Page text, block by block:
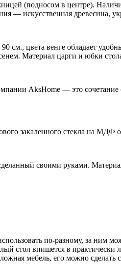
(подносом в центре).
— искусственная древесина,
90 см., цвета венге обладает
Материал царги и юбки
AksHome — это
закаленного стекла на
своими руками.
по-разному, за ним
стол впишется в
мебель, его можно сделать